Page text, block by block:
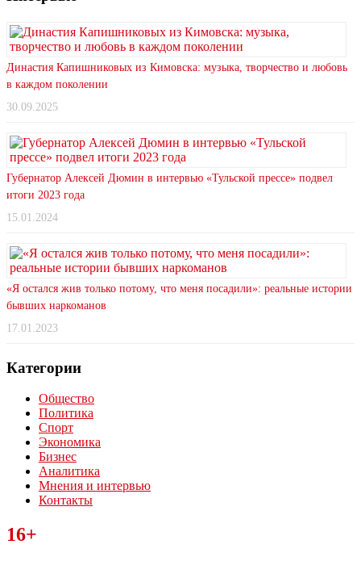
Династия Капишниковых из Кимовска: музыка, творчество и любовь
в каждом поколении
30.09.2025
Губернатор Алексей Дюмин в интервью «Тульской прессе» подвел
итоги 2023 года
15.01.2024
«Я остался жив только потому, что меня посадили»: реальные истории
бывших наркоманов
17.01.2023
Категории
Общество
Политика
Спорт
Экономика
Бизнес
Аналитика
Мнения и интервью
Контакты
Читайте последние новости дня в Тульской области на сайте
“ЗаНовомосковск”
16+